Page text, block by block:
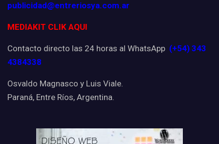
publicidad@entreriosya.com.ar
MEDIAKIT CLIK AQUI
Contacto directo las 24 horas al WhatsApp (+54) 343
4384338
Osvaldo Magnasco y Luis Viale.
Paraná, Entre Ríos, Argentina.